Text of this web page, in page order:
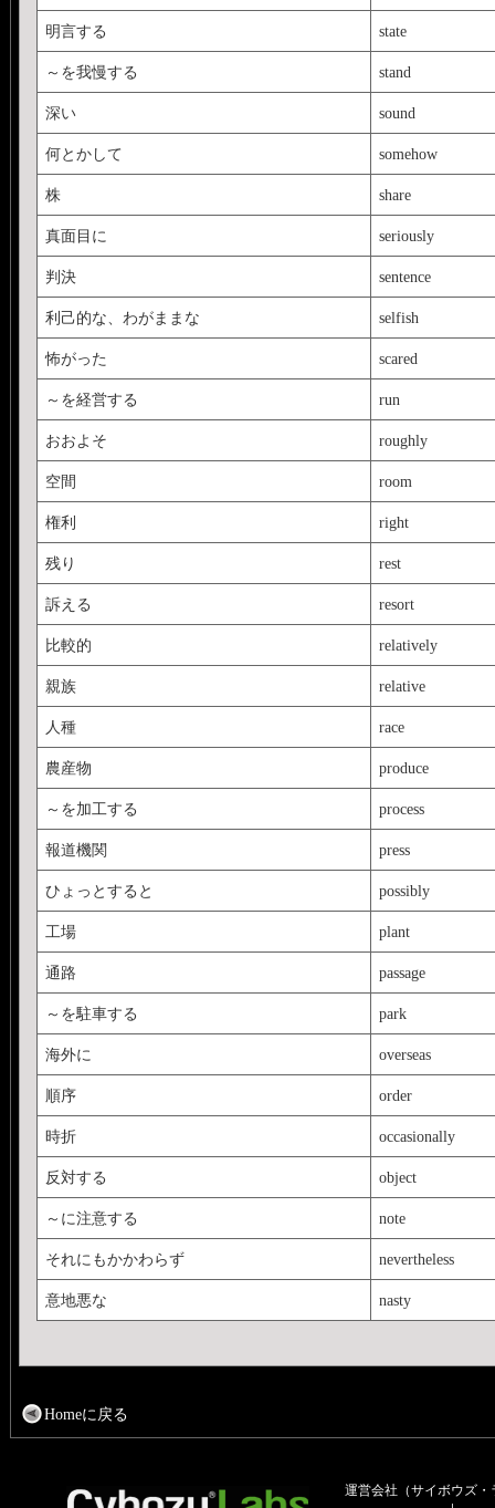
明言する state
～を我慢する stand
深い sound
何とかして somehow
株 share
真面目に seriously
判決 sentence
利己的な、わがままな selfish
怖がった scared
～を経営する run
おおよそ roughly
空間 room
権利 right
残り rest
訴える resort
比較的 relatively
親族 relative
人種 race
農産物 produce
～を加工する process
報道機関 press
ひょっとすると possibly
工場 plant
通路 passage
～を駐車する park
海外に overseas
順序 order
時折 occasionally
反対する object
～に注意する note
それにもかかわらず nevertheless
意地悪な nasty
Homeに戻る
運営会社（サイボウズ・